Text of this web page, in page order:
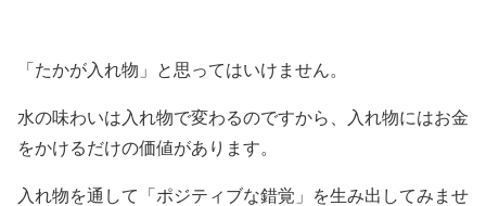
「たかが入れ物」と思ってはいけません。
水の味わいは入れ物で変わるのですから、入れ物にはお金
をかけるだけの価値があります。
入れ物を通して「ポジティブな錯覚」を生み出してみませ